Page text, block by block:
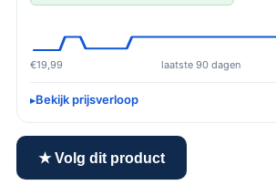
€19,99 laatste 90 dagen
Bekijk prijsverloop
★ Volg dit product